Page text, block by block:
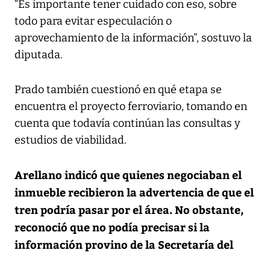
“Es importante tener cuidado con eso, sobre
todo para evitar especulación o
aprovechamiento de la información”, sostuvo la
diputada.
Prado también cuestionó en qué etapa se
encuentra el proyecto ferroviario, tomando en
cuenta que todavía continúan las consultas y
estudios de viabilidad.
Arellano indicó que quienes negociaban el
inmueble recibieron la advertencia de que el
tren podría pasar por el área. No obstante,
reconoció que no podía precisar si la
información provino de la Secretaría del